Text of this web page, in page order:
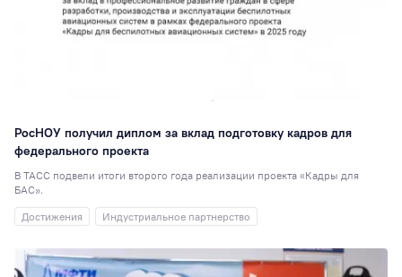
РосНОУ получил диплом за вклад подготовку кадров для
федерального проекта
В ТАСС подвели итоги второго года реализации проекта «Кадры для
БАС».
Достижения
Индустриальное партнерство